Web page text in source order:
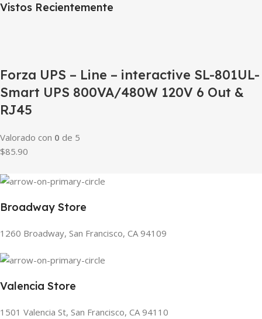
Vistos Recientemente
Forza UPS – Line – interactive SL-801UL-
Smart UPS 800VA/480W 120V 6 Out &
RJ45
Valorado con 0 de 5
$85.90
Broadway Store
1260 Broadway, San Francisco, CA 94109
Valencia Store
1501 Valencia St, San Francisco, CA 94110